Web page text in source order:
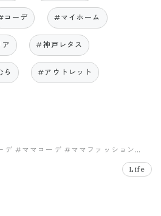
コーデ #マイホーム
#神戸レタス
ら #アウトレット
デ #ママコーデ #ママファッション
Life